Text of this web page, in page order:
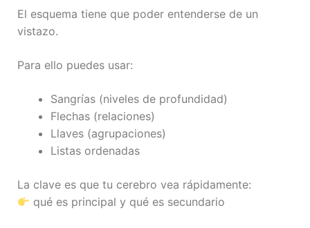
El esquema tiene que poder entenderse de un
vistazo.
Para ello puedes usar:
Sangrías (niveles de profundidad)
Flechas (relaciones)
Llaves (agrupaciones)
Listas ordenadas
La clave es que tu cerebro vea rápidamente:
qué es principal y qué es secundario